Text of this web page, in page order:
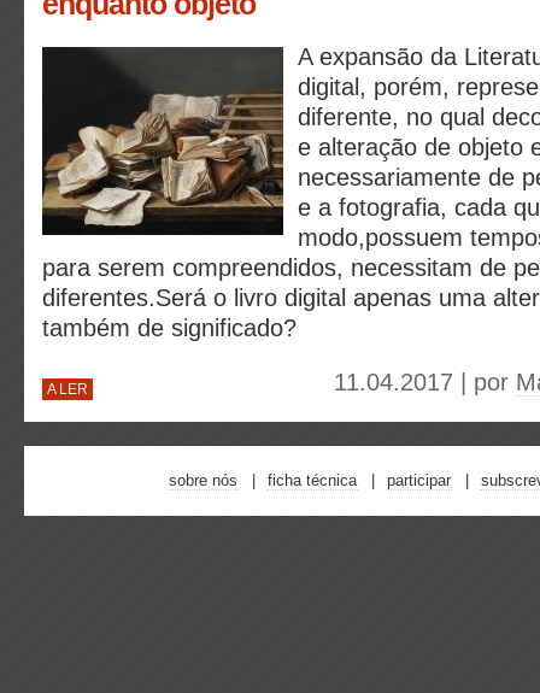
A expansão da
digital, porém,
diferente, no qual
e alteração de objeto
necessariamente de
e a fotografia, cada
modo,possuem
para serem compreendidos, necessitam de
diferentes.Será o livro digital apenas uma
também de significado?
A LER 11.04.2017 | por
sobre nós ficha técnica participar